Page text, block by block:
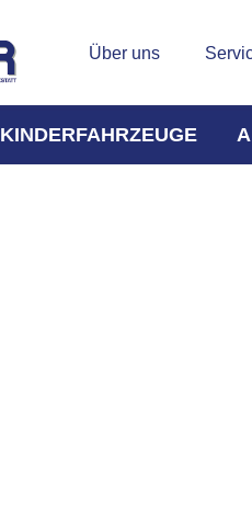
Über uns
KINDERFAHRZEUGE